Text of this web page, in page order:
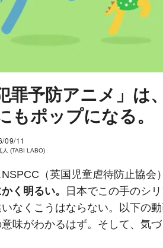
罪予防アニメ」は
もポップになる。
09/11
人 (TABI LABO)
（英国児童虐待防止協会
く明るい。
日本でこの手のシ
なくこうはならない。以下の
味がわかるはず。そして、気